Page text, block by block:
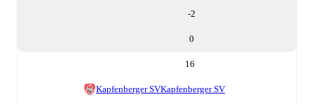
-2
0
16
Kapfenberger SVKapfenberger SV